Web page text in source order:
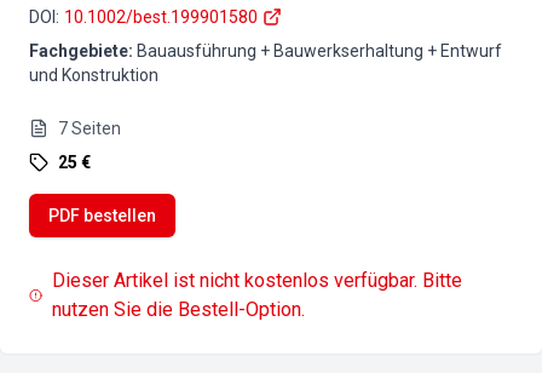
DOI : 10.1002/best.199901580
Fachgebiete: Bauausführung + Bauwerkserhaltung + Entwurf
und Konstruktion
7Seiten
25 €
PDF bestellen
Dieser Artikel ist nicht kostenlos verfügbar. Bitte
nutzen Sie die Bestell-Option.